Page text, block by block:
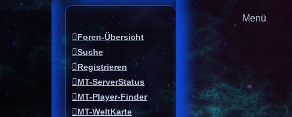
Suche
Menü
Foren-Übersicht
Suche
Registrieren
MT-ServerStatus
MT-Player-Finder
MT-WeltKarte